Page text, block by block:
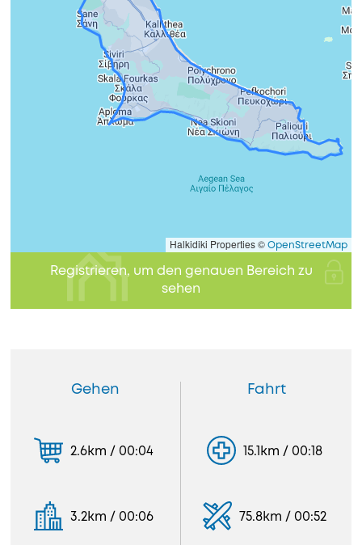
Halkidiki Properties © OpenStreetMap
Registrieren, um den genauen Bereich zu
sehen
Gehen
2.6km / 00:04
3.2km / 00:06
Fahrt
15.1km / 00:18
75.8km / 00:52